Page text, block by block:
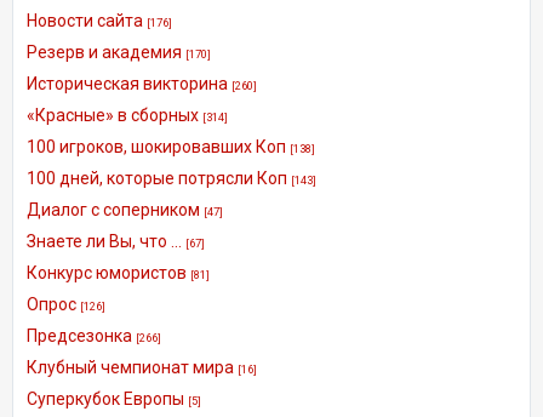
Новости сайта [176]
Резерв и академия [170]
Историческая викторина [260]
«Красные» в сборных [314]
100 игроков, шокировавших Коп [138]
100 дней, которые потрясли Коп [143]
Диалог с соперником [47]
Знаете ли Вы, что ... [67]
Конкурс юмористов [81]
Опрос [126]
Предсезонка [266]
Клубный чемпионат мира [16]
Суперкубок Европы [5]